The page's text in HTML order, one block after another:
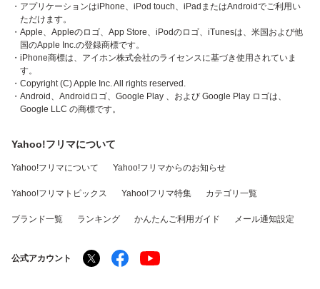
・アプリケーションはiPhone、iPod touch、iPadまたはAndroidでご利用い
ただけます。
・Apple、Appleのロゴ、App Store、iPodのロゴ、iTunesは、米国および他
国のApple Inc.の登録商標です。
・iPhone商標は、アイホン株式会社のライセンスに基づき使用されていま
す。
・Copyright (C) Apple Inc. All rights reserved.
・Android、Androidロゴ、Google Play 、および Google Play ロゴは、
Google LLC の商標です。
Yahoo!フリマについて
Yahoo!フリマについて Yahoo!フリマからのお知らせ
Yahoo!フリマトピックス Yahoo!フリマ特集 カテゴリ一覧
ブランド一覧 ランキング かんたんご利用ガイド メール通知設定
公式アカウント